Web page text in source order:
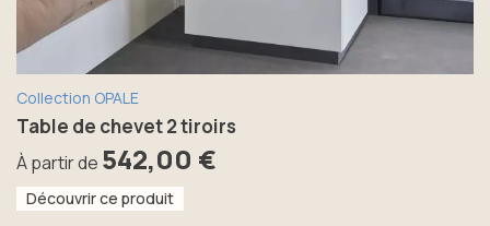
Collection OPALE
Table de chevet 2 tiroirs
À partir de 542,00 €
Découvrir ce produit